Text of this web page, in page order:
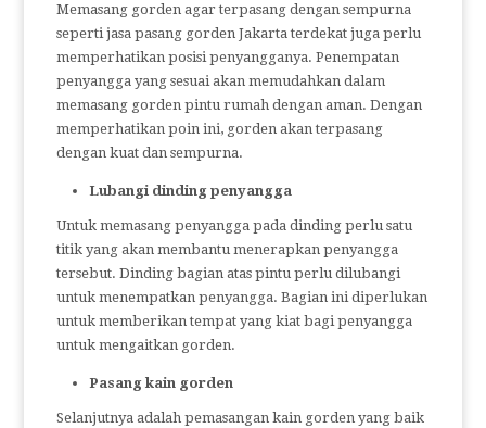
Memasang gorden agar terpasang dengan sempurna
seperti jasa pasang gorden Jakarta terdekat juga perlu
memperhatikan posisi penyangganya. Penempatan
penyangga yang sesuai akan memudahkan dalam
memasang gorden pintu rumah dengan aman. Dengan
memperhatikan poin ini, gorden akan terpasang
dengan kuat dan sempurna.
Lubangi dinding penyangga
Untuk memasang penyangga pada dinding perlu satu
titik yang akan membantu menerapkan penyangga
tersebut. Dinding bagian atas pintu perlu dilubangi
untuk menempatkan penyangga. Bagian ini diperlukan
untuk memberikan tempat yang kiat bagi penyangga
untuk mengaitkan gorden.
Pasang kain gorden
Selanjutnya adalah pemasangan kain gorden yang baik